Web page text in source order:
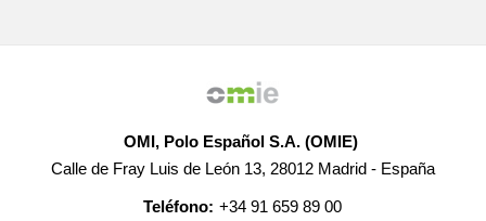
OMI, Polo Español S.A. (OMIE)
Calle de Fray Luis de León 13, 28012 Madrid - España
Teléfono: +34 91 659 89 00